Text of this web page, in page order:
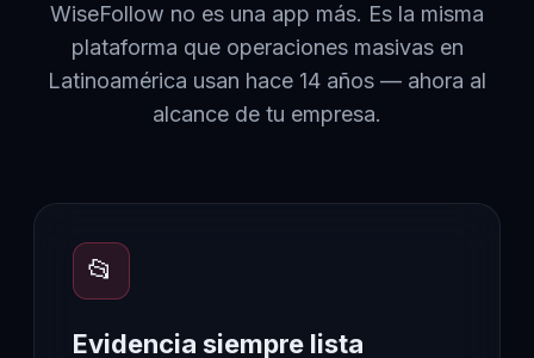
WiseFollow no es una app más. Es la misma
plataforma que operaciones masivas en
Latinoamérica usan hace 14 años — ahora al
alcance de tu empresa.
📂
Evidencia siempre lista